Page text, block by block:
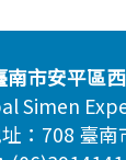
南市安平區
Simen
：708 臺